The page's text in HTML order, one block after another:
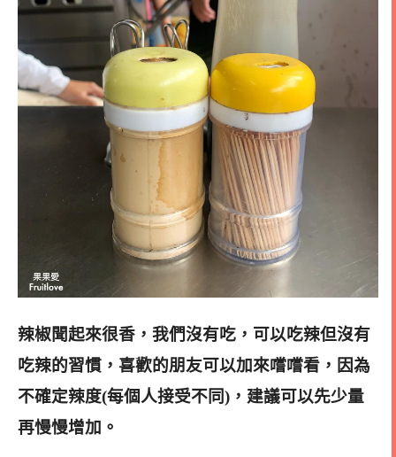
辣椒聞起來很香 ，我們沒有吃，可以吃辣但沒有
吃辣的習慣，喜歡的朋友可以加來嚐嚐看，因為
不確定辣度(每個人接受不同)，建議可以先少量
再慢慢增加。